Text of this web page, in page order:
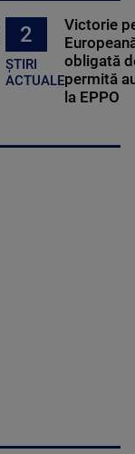
2
ȘTIRI
ACTUALE
Victorie
obligată
permită
la EPPO